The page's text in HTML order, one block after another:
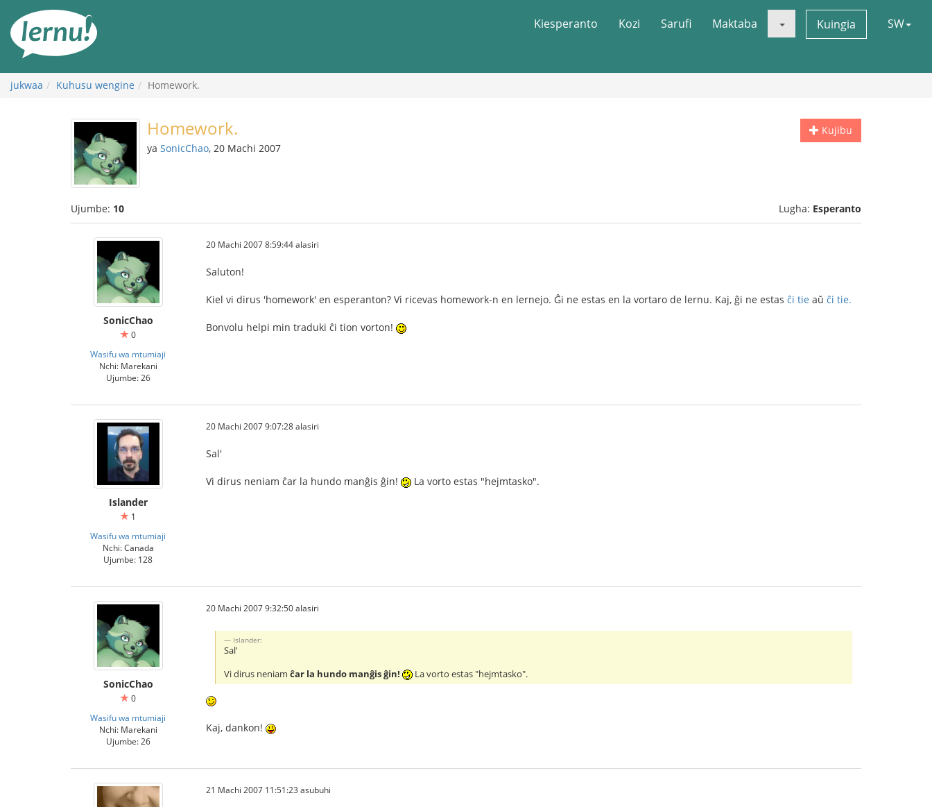
maudhui
Kiesperanto Kozi Sarufi Maktaba Kuingia SW
jukwaa Kuhusu wengine Homework.
Kujibu
Homework.
ya SonicChao, 20 Machi 2007
Ujumbe: 10 Lugha: Esperanto
SonicChao
0
Wasifu wa mtumiaji
Nchi: Marekani
Ujumbe: 26
20 Machi 2007 8:59:44 alasiri
Saluton!
Kiel vi dirus 'homework' en esperanton? Vi ricevas homework-n en lernejo. Ĝi ne estas en la vortaro de lernu. Kaj, ĝi ne estas ĉi tie aŭ ĉi tie.
Bonvolu helpi min traduki ĉi tion vorton!
Islander
1
Wasifu wa mtumiaji
Nchi: Canada
Ujumbe: 128
20 Machi 2007 9:07:28 alasiri
Sal'
Vi dirus neniam ĉar la hundo manĝis ĝin! La vorto estas "hejmtasko".
SonicChao
0
Wasifu wa mtumiaji
Nchi: Marekani
Ujumbe: 26
20 Machi 2007 9:32:50 alasiri
Islander:
Sal'
Vi dirus neniamĉar la hundo manĝis ĝin! La vorto estas "hejmtasko".
Kaj, dankon!
21 Machi 2007 11:51:23 asubuhi